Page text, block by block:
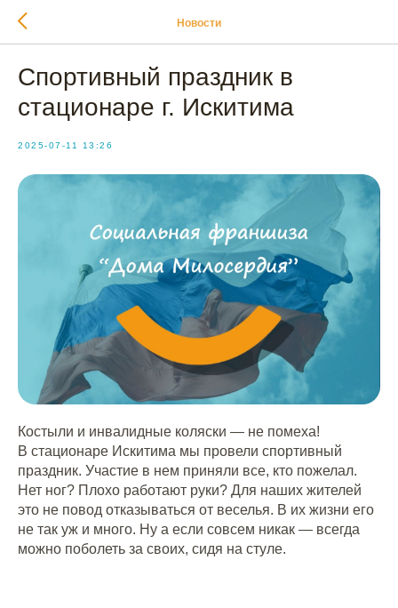
Новости
Спортивный праздник в
стационаре г. Искитима
2025-07-11 13:26
Костыли и инвалидные коляски — не помеха!
В стационаре Искитима мы провели спортивный
праздник. Участие в нем приняли все, кто пожелал.
Нет ног? Плохо работают руки? Для наших жителей
это не повод отказываться от веселья. В их жизни его
не так уж и много. Ну а если совсем никак — всегда
можно поболеть за своих, сидя на стуле.